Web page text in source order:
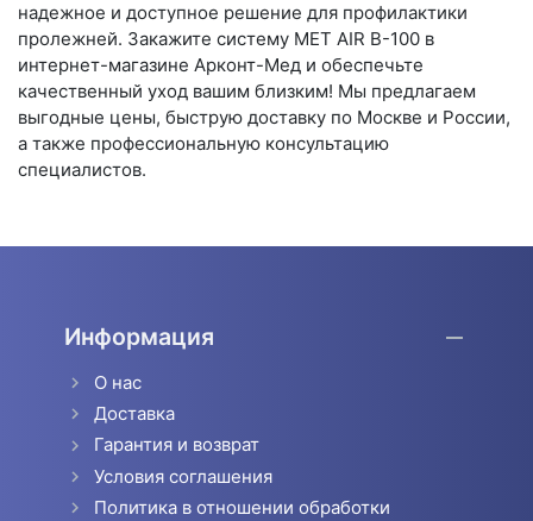
надежное и доступное решение для профилактики
пролежней. Закажите систему MET AIR B-100 в
интернет-магазине Арконт-Мед и обеспечьте
качественный уход вашим близким! Мы предлагаем
выгодные цены, быструю доставку по Москве и России,
а также профессиональную консультацию
специалистов.
Информация
О нас
Доставка
Гарантия и возврат
Условия соглашения
Политика в отношении обработки